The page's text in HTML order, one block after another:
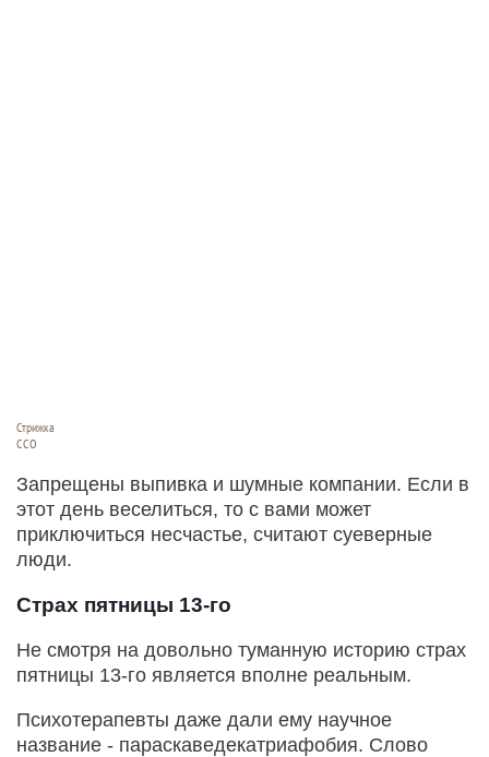
Стрижка
CCO
Запрещены выпивка и шумные компании. Если в
этот день веселиться, то с вами может
приключиться несчастье, считают суеверные
люди.
Страх пятницы 13-го
Не смотря на довольно туманную историю страх
пятницы 13-го является вполне реальным.
Психотерапевты даже дали ему научное
название - параскаведекатриафобия. Слово